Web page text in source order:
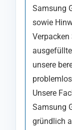
Samsung
sowie
Verpacken
unsere
Unsere
Samsung
gründlich